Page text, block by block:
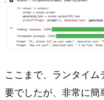
ここまで、ランタイ
要でしたが、非常に簡